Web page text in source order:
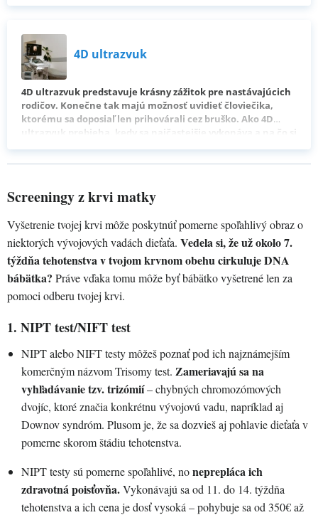
článku.
4D ultrazvuk
4D ultrazvuk predstavuje krásny zážitok pre nastávajúcich
rodičov. Konečne tak majú možnosť uvidieť človiečika,
ktorému sa doposiaľ len prihovárali cez bruško. Ako 4D
ultrazvuk prebieha, kedy sa najčastejšie vykonáva a na čo si
Screeningy z krvi matky
Vyšetrenie tvojej krvi môže poskytnúť pomerne spoľahlivý obraz o
niektorých vývojových vadách dieťaťa. Vedela si, že už okolo 7.
týždňa tehotenstva v tvojom krvnom obehu cirkuluje DNA
bábätka? Práve vďaka tomu môže byť bábätko vyšetrené len za
pomoci odberu tvojej krvi.
1. NIPT test/NIFT test
NIPT alebo NIFT testy môžeš poznať pod ich najznámejším
komerčným názvom Trisomy test. Zameriavajú sa na
vyhľadávanie tzv. trizómií– chybných chromozómových
dvojíc, ktoré značia konkrétnu vývojovú vadu, napríklad aj
Downov syndróm. Plusom je, že sa dozvieš aj pohlavie dieťaťa v
pomerne skorom štádiu tehotenstva.
NIPT testy sú pomerne spoľahlivé, noneprepláca ich
zdravotná poisťovňa.Vykonávajú sa od 11. do 14. týždňa
tehotenstva a ich cena je dosť vysoká – pohybuje sa od 350€ až